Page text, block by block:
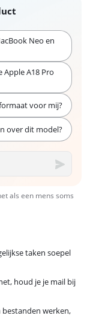
Neo en
Apple A18 Pro
voor mij?
over dit model?
als een mens soms
taken soepel
houd je je mail bij
bestanden werken,